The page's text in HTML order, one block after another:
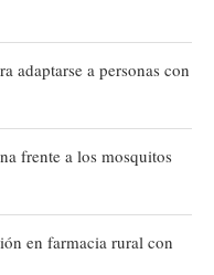
adaptarse a personas con
frente a los mosquitos
en farmacia rural con